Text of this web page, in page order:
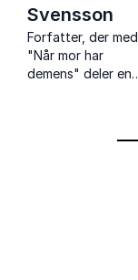
Svensson
Forfatter, der med
"Når mor har
demens" deler en